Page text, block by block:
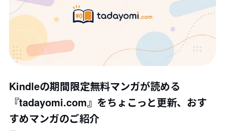
Kindleの期間限定無料マンガが読める
『tadayomi.com』をちょこっと更新、おす
すめマンガのご紹介